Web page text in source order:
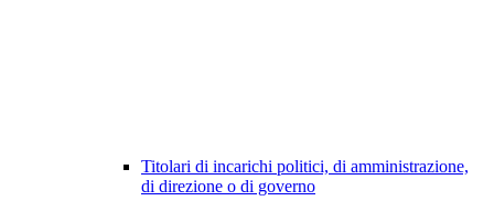
Titolari di incarichi politici, di amministrazione,
di direzione o di governo